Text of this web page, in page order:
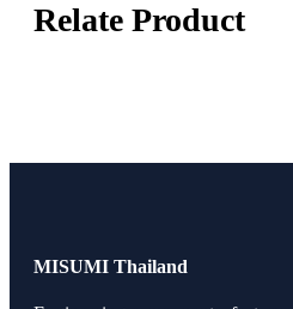
Relate Product
MISUMI Thailand